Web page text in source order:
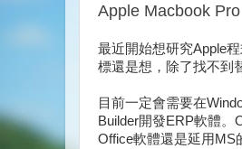
Apple Macbook
最近開始想研究Apple
標還是想，除了找不到
目前一定會需要在
Builder開發ERP軟體
Office軟體還是延用MS